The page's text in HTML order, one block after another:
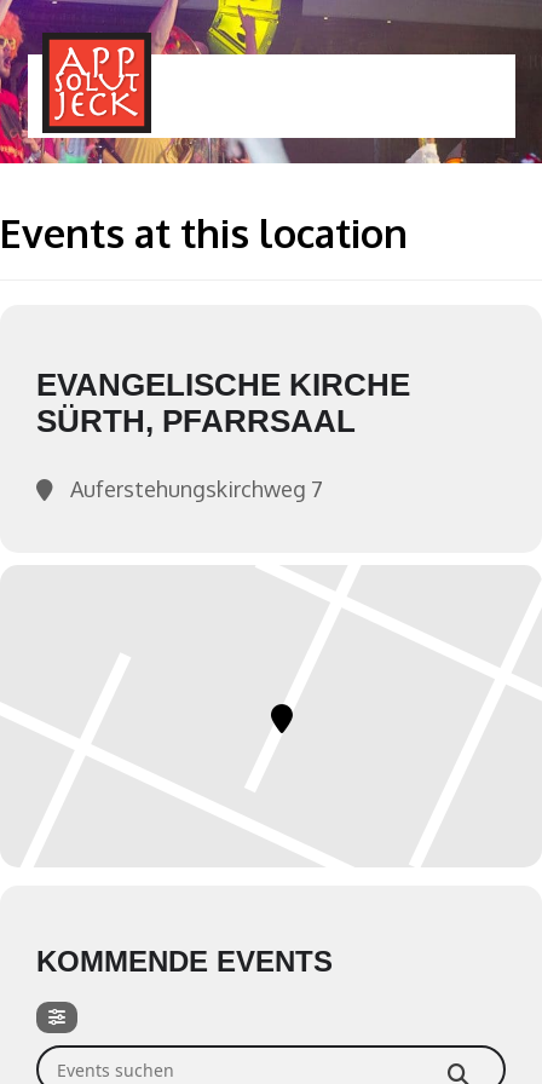
Events at this location
EVANGELISCHE KIRCHE
SÜRTH, PFARRSAAL
Auferstehungskirchweg 7
KOMMENDE EVENTS
Events suchen